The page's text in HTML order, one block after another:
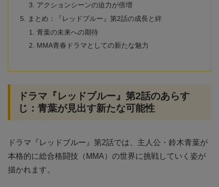
アクションシーンの迫力が倍増
まとめ：『レッドブルー』第2話の成長と絆
青葉の未来への期待
MMA青春ドラマとしての新たな魅力
ドラマ『レッドブルー』第2話のあらす
じ：青葉が見出す新たな可能性
ドラマ『レッドブルー』第2話では、主人公・鈴木青葉が
本格的に総合格闘技（MMA）の世界に挑戦していく姿が
描かれます。